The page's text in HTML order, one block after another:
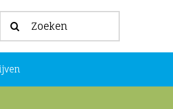
naar: